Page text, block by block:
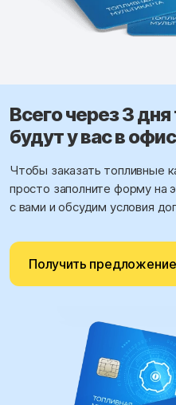
Всего через 3
будут у вас в
Чтобы заказать топливные
просто заполните форму на
с вами и обсудим условия
Получить предложение